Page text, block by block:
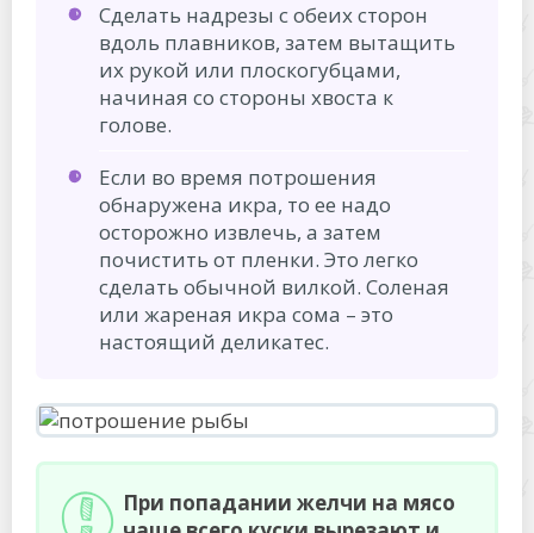
Сделать надрезы с обеих сторон
вдоль плавников, затем вытащить
их рукой или плоскогубцами,
начиная со стороны хвоста к
голове.
Если во время потрошения
обнаружена икра, то ее надо
осторожно извлечь, а затем
почистить от пленки. Это легко
сделать обычной вилкой. Соленая
или жареная икра сома – это
настоящий деликатес.
При попадании желчи на мясо